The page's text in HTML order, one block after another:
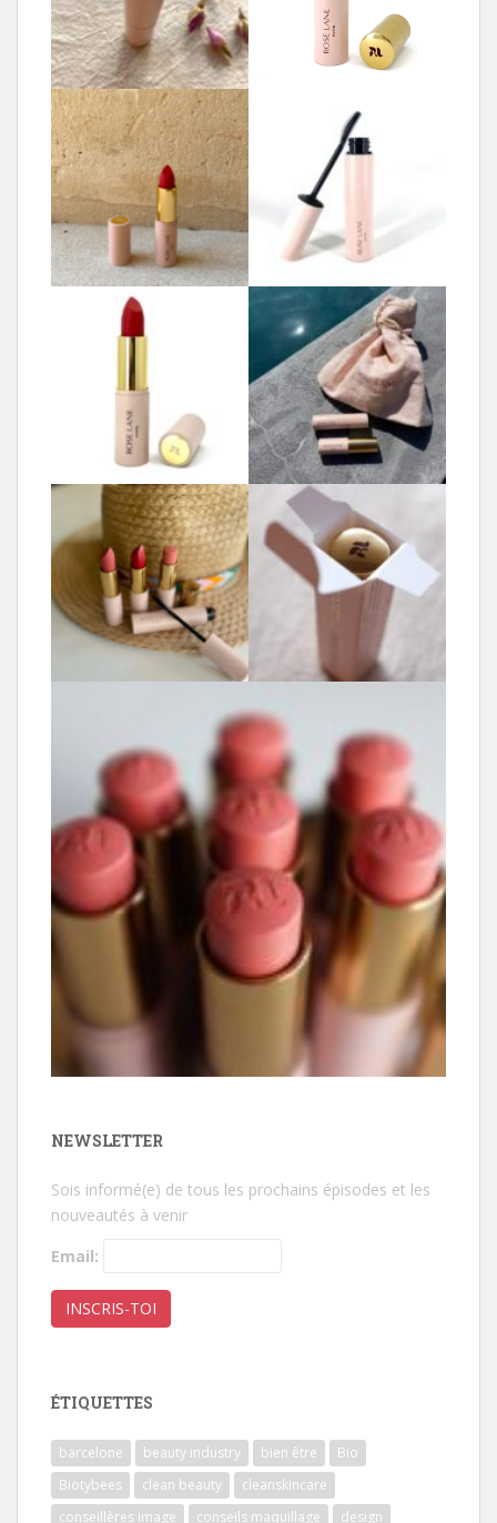
NEWSLETTER
Sois informé(e) de tous les prochains épisodes et les
nouveautés à venir
Email:
ÉTIQUETTES
barcelone beauty industry bien être
Bio
Biotybees
clean beauty
cleanskincare
conseillères image
conseils maquillage design